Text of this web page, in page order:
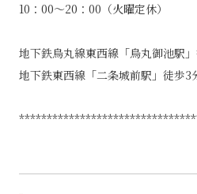
10：00～20：00（火曜定休）
地下鉄烏丸線東西線「烏丸御池駅
地下鉄東西線「二条城前駅」徒歩3